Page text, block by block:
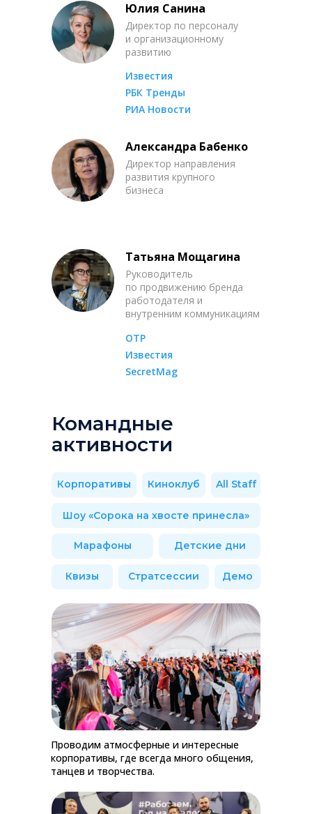
Юлия Санина
Директор по персоналу
и организационному
развитию
Известия
РБК Тренды
РИА Новости
Александра Бабенко
Директор направления
развития крупного
бизнеса
Татьяна Мощагина
Руководитель
по продвижению бренда
работодателя и
внутренним коммуникациям
ОТР
Известия
SecretMag
Командные
активности
Корпоративы
Квизы
Киноклуб
Марафоны Детские дни
Шоу «Сорока на хвосте принесла»
Стратсессии Демо
All Staff
Проводим атмосферные и интересные
корпоративы, где всегда много общения,
танцев и творчества.